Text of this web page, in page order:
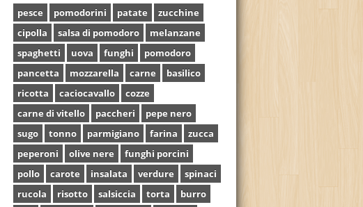
pesce pomodorini patate
zucchine
cipolla
salsa di pomodoro
melanzane
spaghetti
uova funghi
pomodoro
pancetta
mozzarella carne
basilico
ricotta
caciocavallo
cozze
carne di vitello
paccheri
pepe nero
sugo
tonno parmigiano farina
zucca
peperoni
olive nere
funghi porcini
pollo
carote insalata verdure
spinaci
rucola
risotto salsiccia torta
burro